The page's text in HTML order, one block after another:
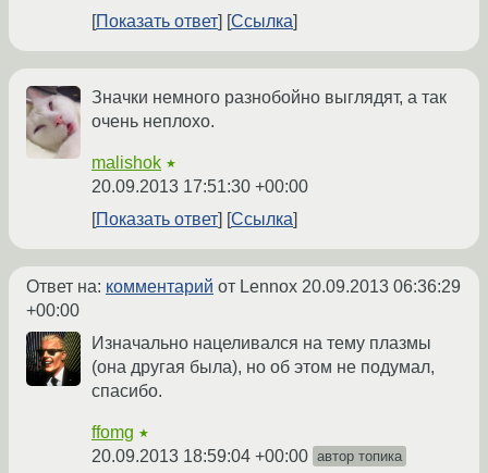
Показать ответ
Ссылка
Значки немного разнобойно выглядят, а так
очень неплохо.
malishok ★
20.09.2013 17:51:30 +00:00
Показать ответ
Ссылка
Ответ на: комментарий от Lennox 20.09.2013 06:36:29
+00:00
Изначально нацеливался на тему плазмы
(она другая была), но об этом не подумал,
спасибо.
ffomg ★
20.09.2013 18:59:04 +00:00 автор топика